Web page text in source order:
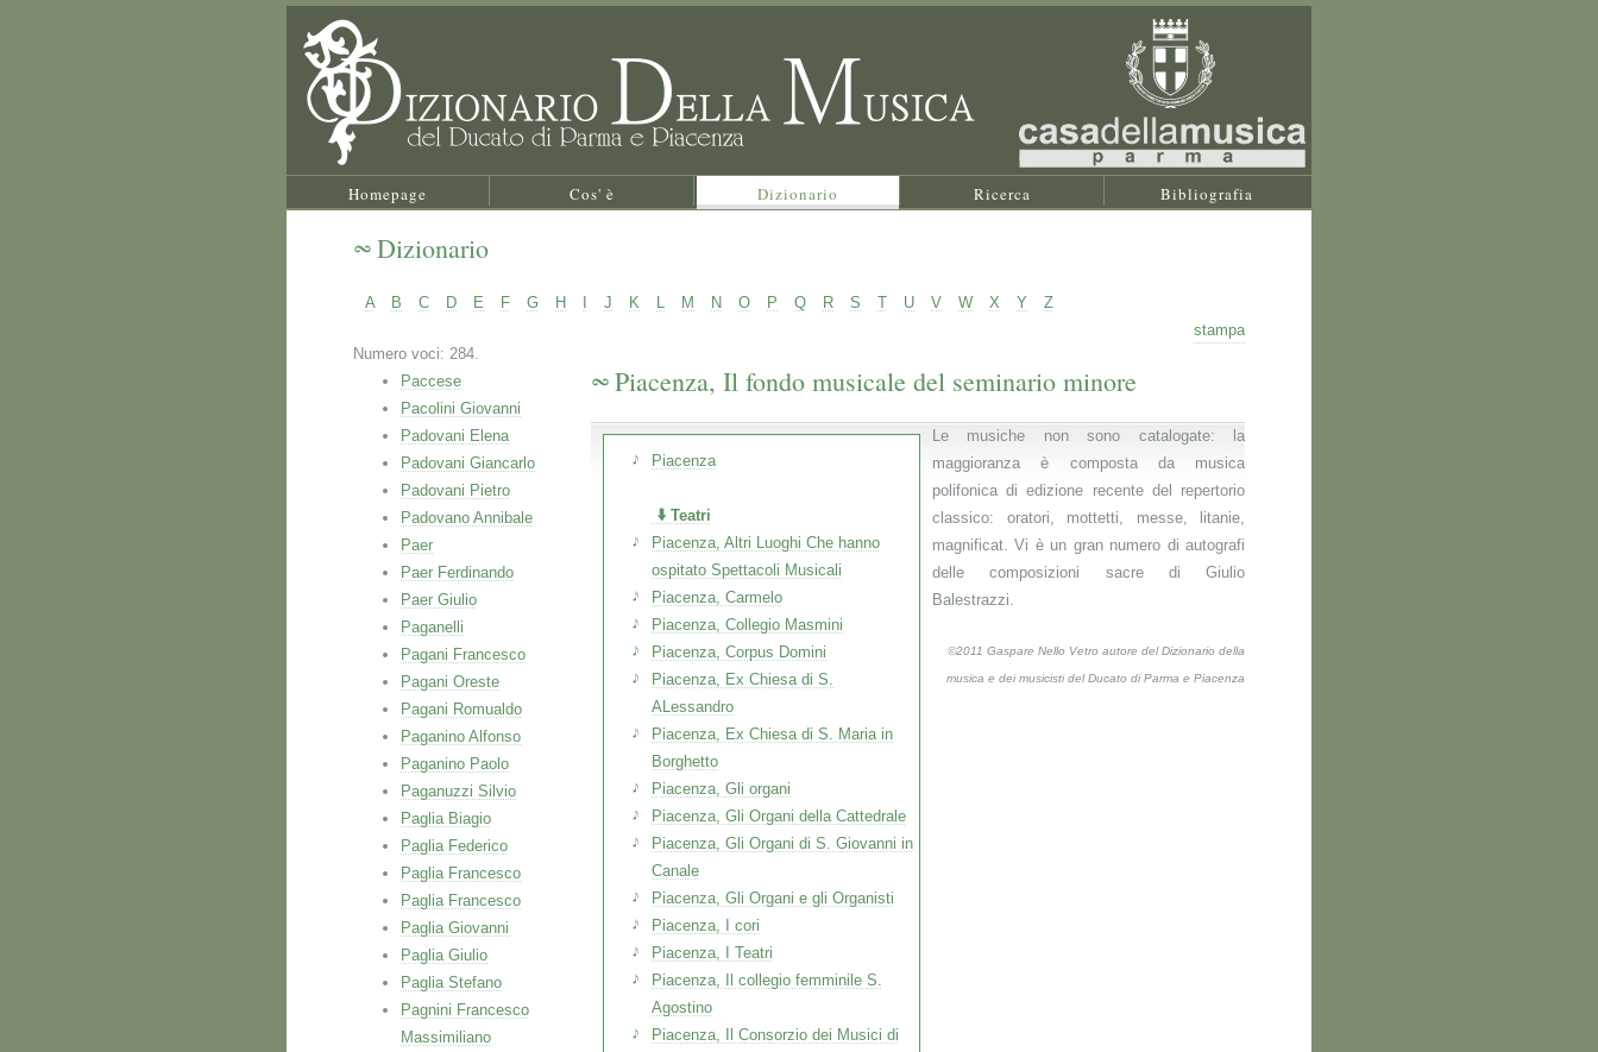
Homepage Cos' è Dizionario Ricerca Bibliografia
Dizionario
A B C D E F G H J K L M N O P Q R S T U V W X Y
Z
stampa
Numero voci: 284.
Paccese
Pacolini Giovanni
Padovani Elena
Padovani Giancarlo
Padovani Pietro
Padovano Annibale
Paer
Paer Ferdinando
Paer Giulio
Paganelli
Pagani Francesco
Pagani Oreste
Pagani Romualdo
Paganino Alfonso
Paganino Paolo
Paganuzzi Silvio
Paglia Biagio
Paglia Federico
Paglia Francesco
Paglia Francesco
Paglia Giovanni
Paglia Giulio
Paglia Stefano
Pagnini Francesco
Massimiliano
Piacenza, Il fondo musicale del seminario minore
Piacenza
Teatri
Piacenza, Altri Luoghi Che hanno
ospitato Spettacoli Musicali
Piacenza, Carmelo
Piacenza, Collegio Masmini
Piacenza, Corpus Domini
Piacenza, Ex Chiesa di S.
ALessandro
Piacenza, Ex Chiesa di S. Maria in
Borghetto
Piacenza, Gli organi
Piacenza, Gli Organi della Cattedrale
Piacenza, Gli Organi di S. Giovanni in
Canale
Piacenza, Gli Organi e gli Organisti
Piacenza, I cori
Piacenza, I Teatri
Piacenza, Il collegio femminile S.
Agostino
Piacenza, Il Consorzio dei Musici di
Le musiche non sono catalogate: la
maggioranza è composta da musica
polifonica di edizione recente del repertorio
classico: oratori, mottetti, messe, litanie,
magnificat. Vi è un gran numero di autografi
delle composizioni sacre di Giulio
Balestrazzi.
©2011 Gaspare Nello Vetro autore del Dizionario della
musica e dei musicisti del Ducato di Parma e Piacenza